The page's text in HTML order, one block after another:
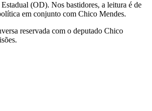
(OD). Nos bastidores, a leitura é de
em conjunto com Chico Mendes.
reservada com o deputado Chico